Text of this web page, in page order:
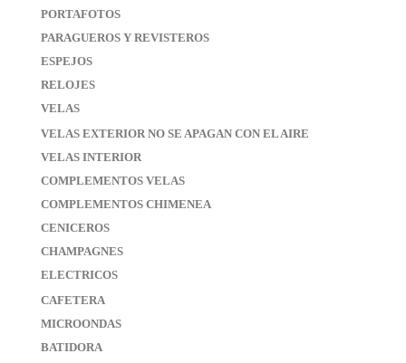
PORTAFOTOS
PARAGUEROS Y REVISTEROS
ESPEJOS
RELOJES
VELAS
VELAS EXTERIOR NO SE APAGAN CON EL AIRE
VELAS INTERIOR
COMPLEMENTOS VELAS
COMPLEMENTOS CHIMENEA
CENICEROS
CHAMPAGNES
ELECTRICOS
CAFETERA
MICROONDAS
BATIDORA